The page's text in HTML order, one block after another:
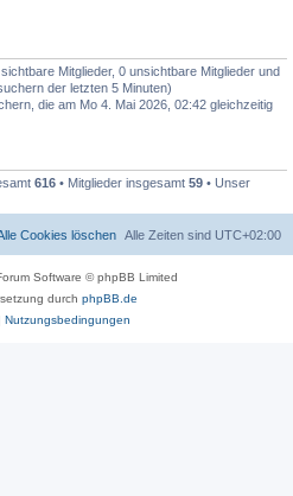
Mitglieder, 0 unsichtbare Mitglieder und
der letzten 5 Minuten)
die am Mo 4. Mai 2026, 02:42 gleichzeitig
616 • Mitglieder insgesamt 59 • Unser
Alle Zeiten sind UTC+02:00
Cookies löschen
Software © phpBB Limited
durch phpBB.de
Nutzungsbedingungen